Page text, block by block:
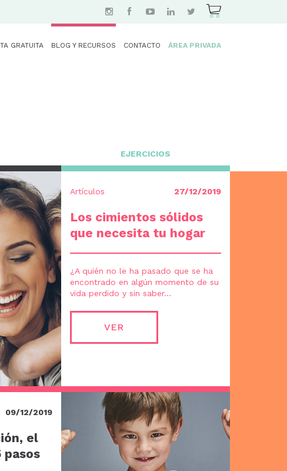
GRATUITA BLOG Y RECURSOS CONTACTO ÁREA PRIVADA
EJERCICIOS
Artículos 27/12/2019
Los cimientos sólidos
que necesita tu hogar
¿A quién no le ha pasado que se ha
encontrado en algún momento de su
vida perdido y sin saber...
VER
09/12/2019
el
pasos